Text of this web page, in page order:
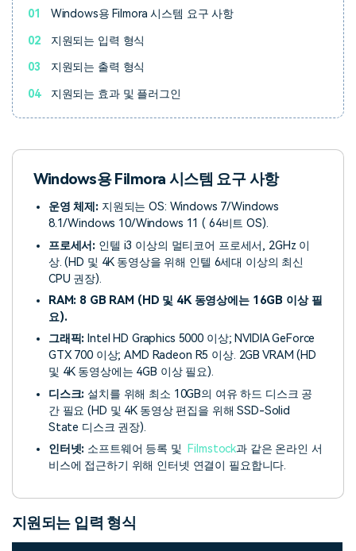
01 Windows용 Filmora 시스템 요구 사항
02 지원되는 입력 형식
03 지원되는 출력 형식
04 지원되는 효과 및 플러그인
Windows용 Filmora 시스템 요구 사항
운영 체제: 지원되는 OS: Windows 7/Windows
8.1/Windows 10/Windows 11 ( 64비트 OS).
프로세서: 인텔 i3 이상의 멀티코어 프로세서, 2GHz 이
상. (HD 및 4K 동영상을 위해 인텔 6세대 이상의 최신
CPU 권장).
RAM: 8 GB RAM (HD 및 4K 동영상에는 16GB 이상 필
요).
그래픽: Intel HD Graphics 5000 이상; NVIDIA GeForce
GTX 700 이상; AMD Radeon R5 이상. 2GB VRAM (HD
및 4K 동영상에는 4GB 이상 필요).
디스크:설치를 위해 최소 10GB의 여유 하드 디스크 공
간 필요 (HD 및 4K 동영상 편집을 위해 SSD-Solid
State 디스크 권장).
인터넷: 소프트웨어 등록 및 Filmstock과 같은 온라인 서
비스에 접근하기 위해 인터넷 연결이 필요합니다.
지원되는 입력 형식